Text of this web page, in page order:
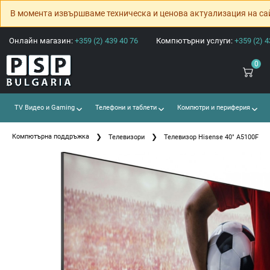
В момента извършваме техническа и ценова актуализация на
Онлайн магазин: +359 (2) 439 40 76 Компютърни услуги: +359 (2)
0
TV Видео и Gaming Телефони и таблети Компютри и периферия
Компютърна поддръжка Телевизори Телевизор Hisense 40" A5100F